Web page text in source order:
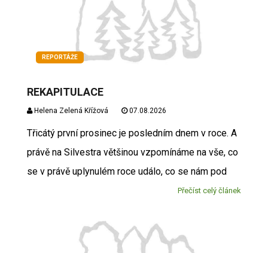
REPORTÁŽE
REKAPITULACE
Helena Zelená Křížová 07.08.2026
Třicátý první prosinec je posledním dnem v roce. A
právě na Silvestra většinou vzpomínáme na vše, co
se v právě uplynulém roce událo, co se nám pod
Přečíst celý článek